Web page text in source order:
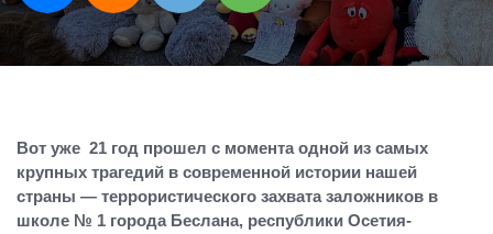
Вот уже 21 год прошел с момента одной из самых
крупных трагедий в современной истории нашей
страны — террористического захвата заложников в
школе № 1 города Беслана, республики Осетия-